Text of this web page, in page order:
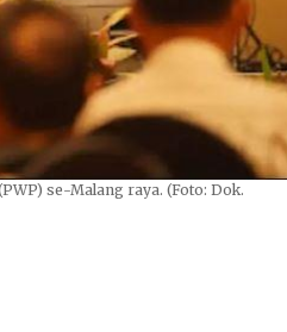
se-Malang raya. (Foto: Dok.